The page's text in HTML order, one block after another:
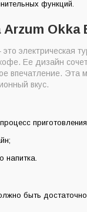
функций.
Arzum Okka
электрическая
Ее дизайн
впечатление.
вкус.
напитка.
быть достаточно